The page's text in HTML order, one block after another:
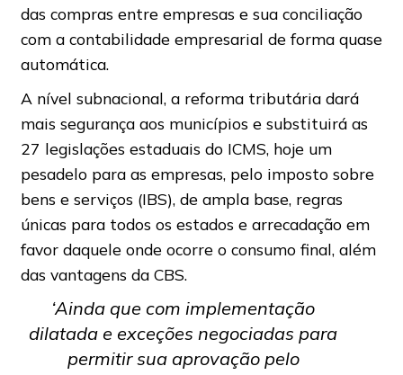
das compras entre empresas e sua conciliação
com a contabilidade empresarial de forma quase
automática.
A nível subnacional, a reforma tributária dará
mais segurança aos municípios e substituirá as
27 legislações estaduais do ICMS, hoje um
pesadelo para as empresas, pelo imposto sobre
bens e serviços (IBS), de ampla base, regras
únicas para todos os estados e arrecadação em
favor daquele onde ocorre o consumo final, além
das vantagens da CBS.
‘Ainda que com implementação
dilatada e exceções negociadas para
permitir sua aprovação pelo